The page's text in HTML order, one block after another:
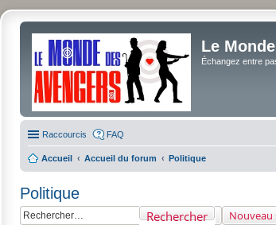
Le
Échangez entre
Raccourcis FAQ
Accueil Accueil du forum Politique
Politique
Nouveau
Rechercher